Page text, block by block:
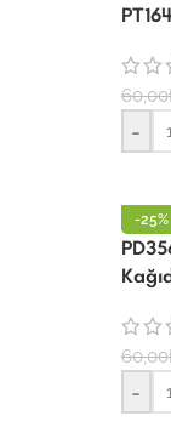
60,00
-
-25%
60,00
-